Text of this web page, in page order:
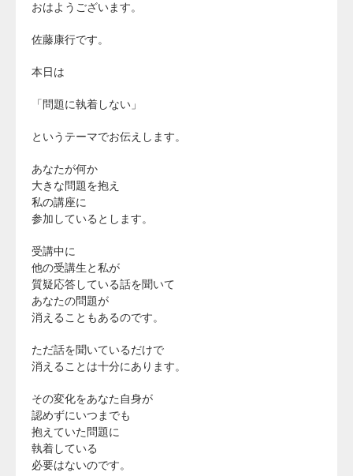
おはようございます。
佐藤康行です。
本日は
「問題に執着しない」
というテーマでお伝えします。
あなたが何か
大きな問題を抱え
私の講座に
参加しているとします。
受講中に
他の受講生と私が
質疑応答している話を聞いて
あなたの問題が
消えることもあるのです。
ただ話を聞いているだけで
消えることは十分にあります。
その変化をあなた自身が
認めずにいつまでも
抱えていた問題に
執着している
必要はないのです。